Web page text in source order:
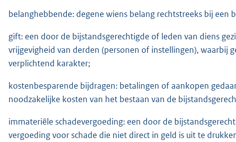
belanghebbende: degene wiens belang rechtstreeks bij een
gift: een door de bijstandsgerechtigde of leden van diens
vrijgevigheid van derden (personen of instellingen), waarbij
verplichtend karakter;
kostenbesparende bijdragen: betalingen of aankopen
noodzakelijke kosten van het bestaan van de
immateriële schadevergoeding: een door de
vergoeding voor schade die niet direct in geld is uit te